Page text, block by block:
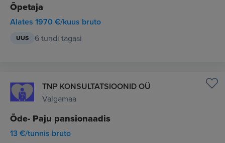
Õpetaja
Alates 1970 €/kuus bruto
UUS 6 tundi tagasi
TNP KONSULTATSIOONID OÜ
Valgamaa
Õde- Paju pansionaadis
13 €/tunnis bruto